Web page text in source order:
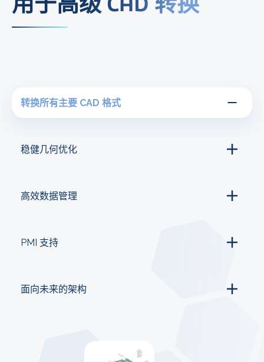
转换所有主要 CAD 格式
稳健几何优化
高效数据管理
PMI 支持
面向未来的架构